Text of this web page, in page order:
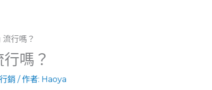
嗎？
銷 / 作者: Haoya